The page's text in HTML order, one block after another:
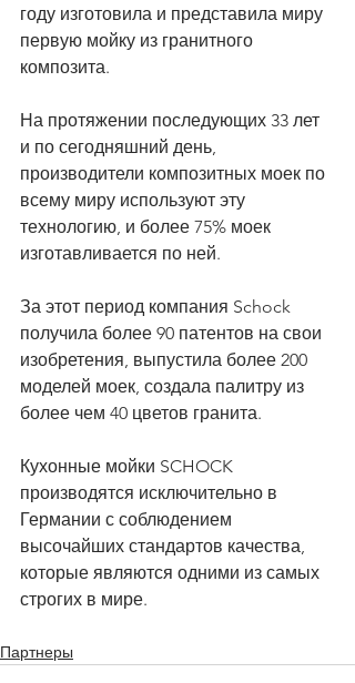
году изготовила и представила миру
первую мойку из гранитного
композита.
На протяжении последующих 33 лет
и по сегодняшний день,
производители композитных моек по
всему миру используют эту
технологию, и более 75% моек
изготавливается по ней.
За этот период компания Schock
получила более 90 патентов на свои
изобретения, выпустила более 200
моделей моек, создала палитру из
более чем 40 цветов гранита.
Кухонные мойки SCHOCK
производятся исключительно в
Германии с соблюдением
высочайших стандартов качества,
которые являются одними из самых
строгих в мире.
Партнеры